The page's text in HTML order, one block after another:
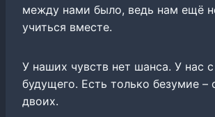
между нами было, ведь нам ещё
учиться вместе.
У наших чувств нет шанса. У нас
будущего. Есть только безумие –
двоих.